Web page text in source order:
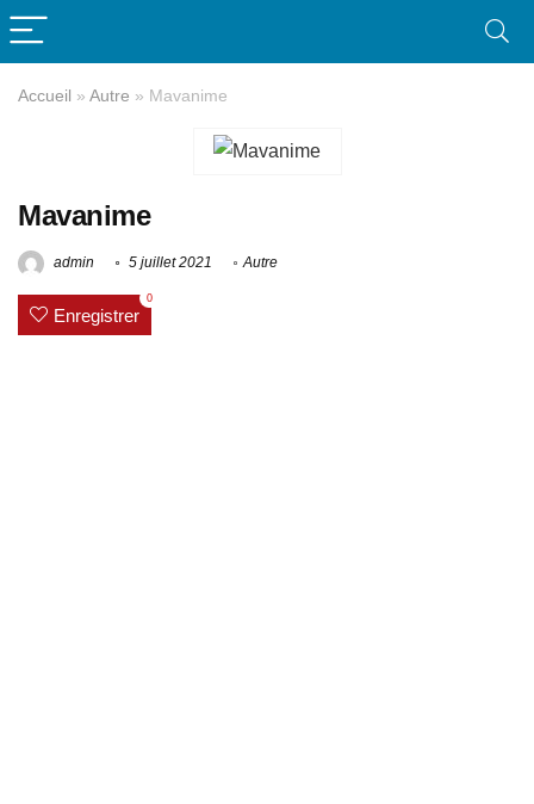
Accueil » Autre » Mavanime
Mavanime
admin 5 juillet 2021 Autre
Enregistrer
0